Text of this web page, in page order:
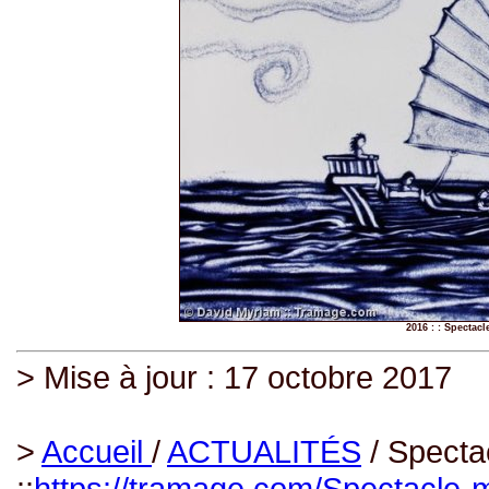
2016 : :
> Mise à jour : 17 octobre 2017
> Accueil /ACTUALITÉS /